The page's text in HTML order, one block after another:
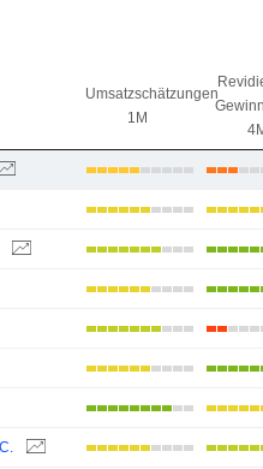
Umsatzschätzungen
1M